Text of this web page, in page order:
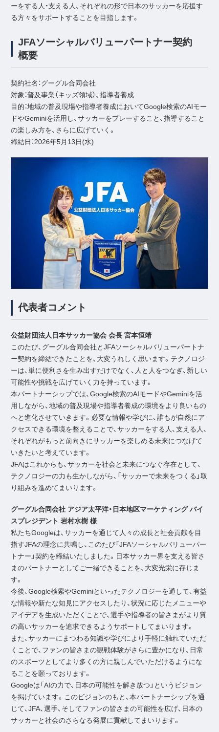
ーをする人・支える人、それぞれの形で日本のサッカーを応援す
る方々をサポートすることを目指します。
JFAソーシャルバリューパートナー契約
概要
契約社名：グーグル合同会社
対象：普及事業（キッズ領域）、指導者養成
目的：地域の普及現場や指導者養成においてGoogle検索のAIモー
ドやGeminiを活用し、サッカーをプレーすること、指導すること
の楽しみ方を、さらに広げていく。
締結日：2026年5月13日(水)
代表者コメント
公益財団法人日本サッカー協会 会長 宮本恒靖
このたび、グーグル合同会社とJFAソーシャルバリューパートナ
ー契約を締結できたことを、大変うれしく思います。テクノロジ
ーは、単に便利さを生み出すだけでなく、人と人をつなぎ、新しい
可能性や挑戦を広げていく力を持っています。
本パートナーシップでは、Google検索のAIモードやGeminiを活
用しながら、地域の普及現場や指導者養成の環境をより良いもの
へと進化させていきます。必要な情報や学びに、誰もが自然にア
クセスできる環境を整えることで、サッカーをする人、支える人、
それぞれがもっと前向きにサッカーを楽しめる未来につなげて
いきたいと考えています。
JFAはこれからも、サッカーを社会と未来につなぐ存在として、
テクノロジーの力も生かしながら、「サッカーで未来をつくる」取
り組みを進めてまいります。
グーグル合同会社 アジア太平洋・日本地区マーケティング バイ
スプレジデント 岩村水樹 様
私たちGoogleは、サッカーを通じて人々の成長と社会貢献を目
指すJFAの理念に共鳴し、このたび「JFAソーシャルバリューパー
トナー」契約を締結いたしました。日本サッカー界を支える皆さ
まのパートナーとしてご一緒できることを、大変光栄に存じま
す。
今後、Google検索やGeminiといったテクノロジーを通して、有益
な情報や新たな知見にアクセスしたり、状況に応じたメニューや
アイデアを生成いただくことで、選手や指導者の皆さまがより質
の高いサッカーを追求できるようサポートしてまいります。
また、サッカーにまつわる知識や学びにより手軽に触れていただ
くことで、ファンの皆さまの観戦体験がさらに豊かになり、日常
のスポーツとしてより多くの方に親しんでいただけるようにな
ることを願っております。
Googleは「AIの力で、日本の可能性を解き放つ」というビジョン
を掲げています。このビジョンのもと、本パートナーシップを通
じて、JFA、選手、そしてファンの皆さまの可能性を広げ、日本の
サッカーと社会のさらなる発展に貢献してまいります。